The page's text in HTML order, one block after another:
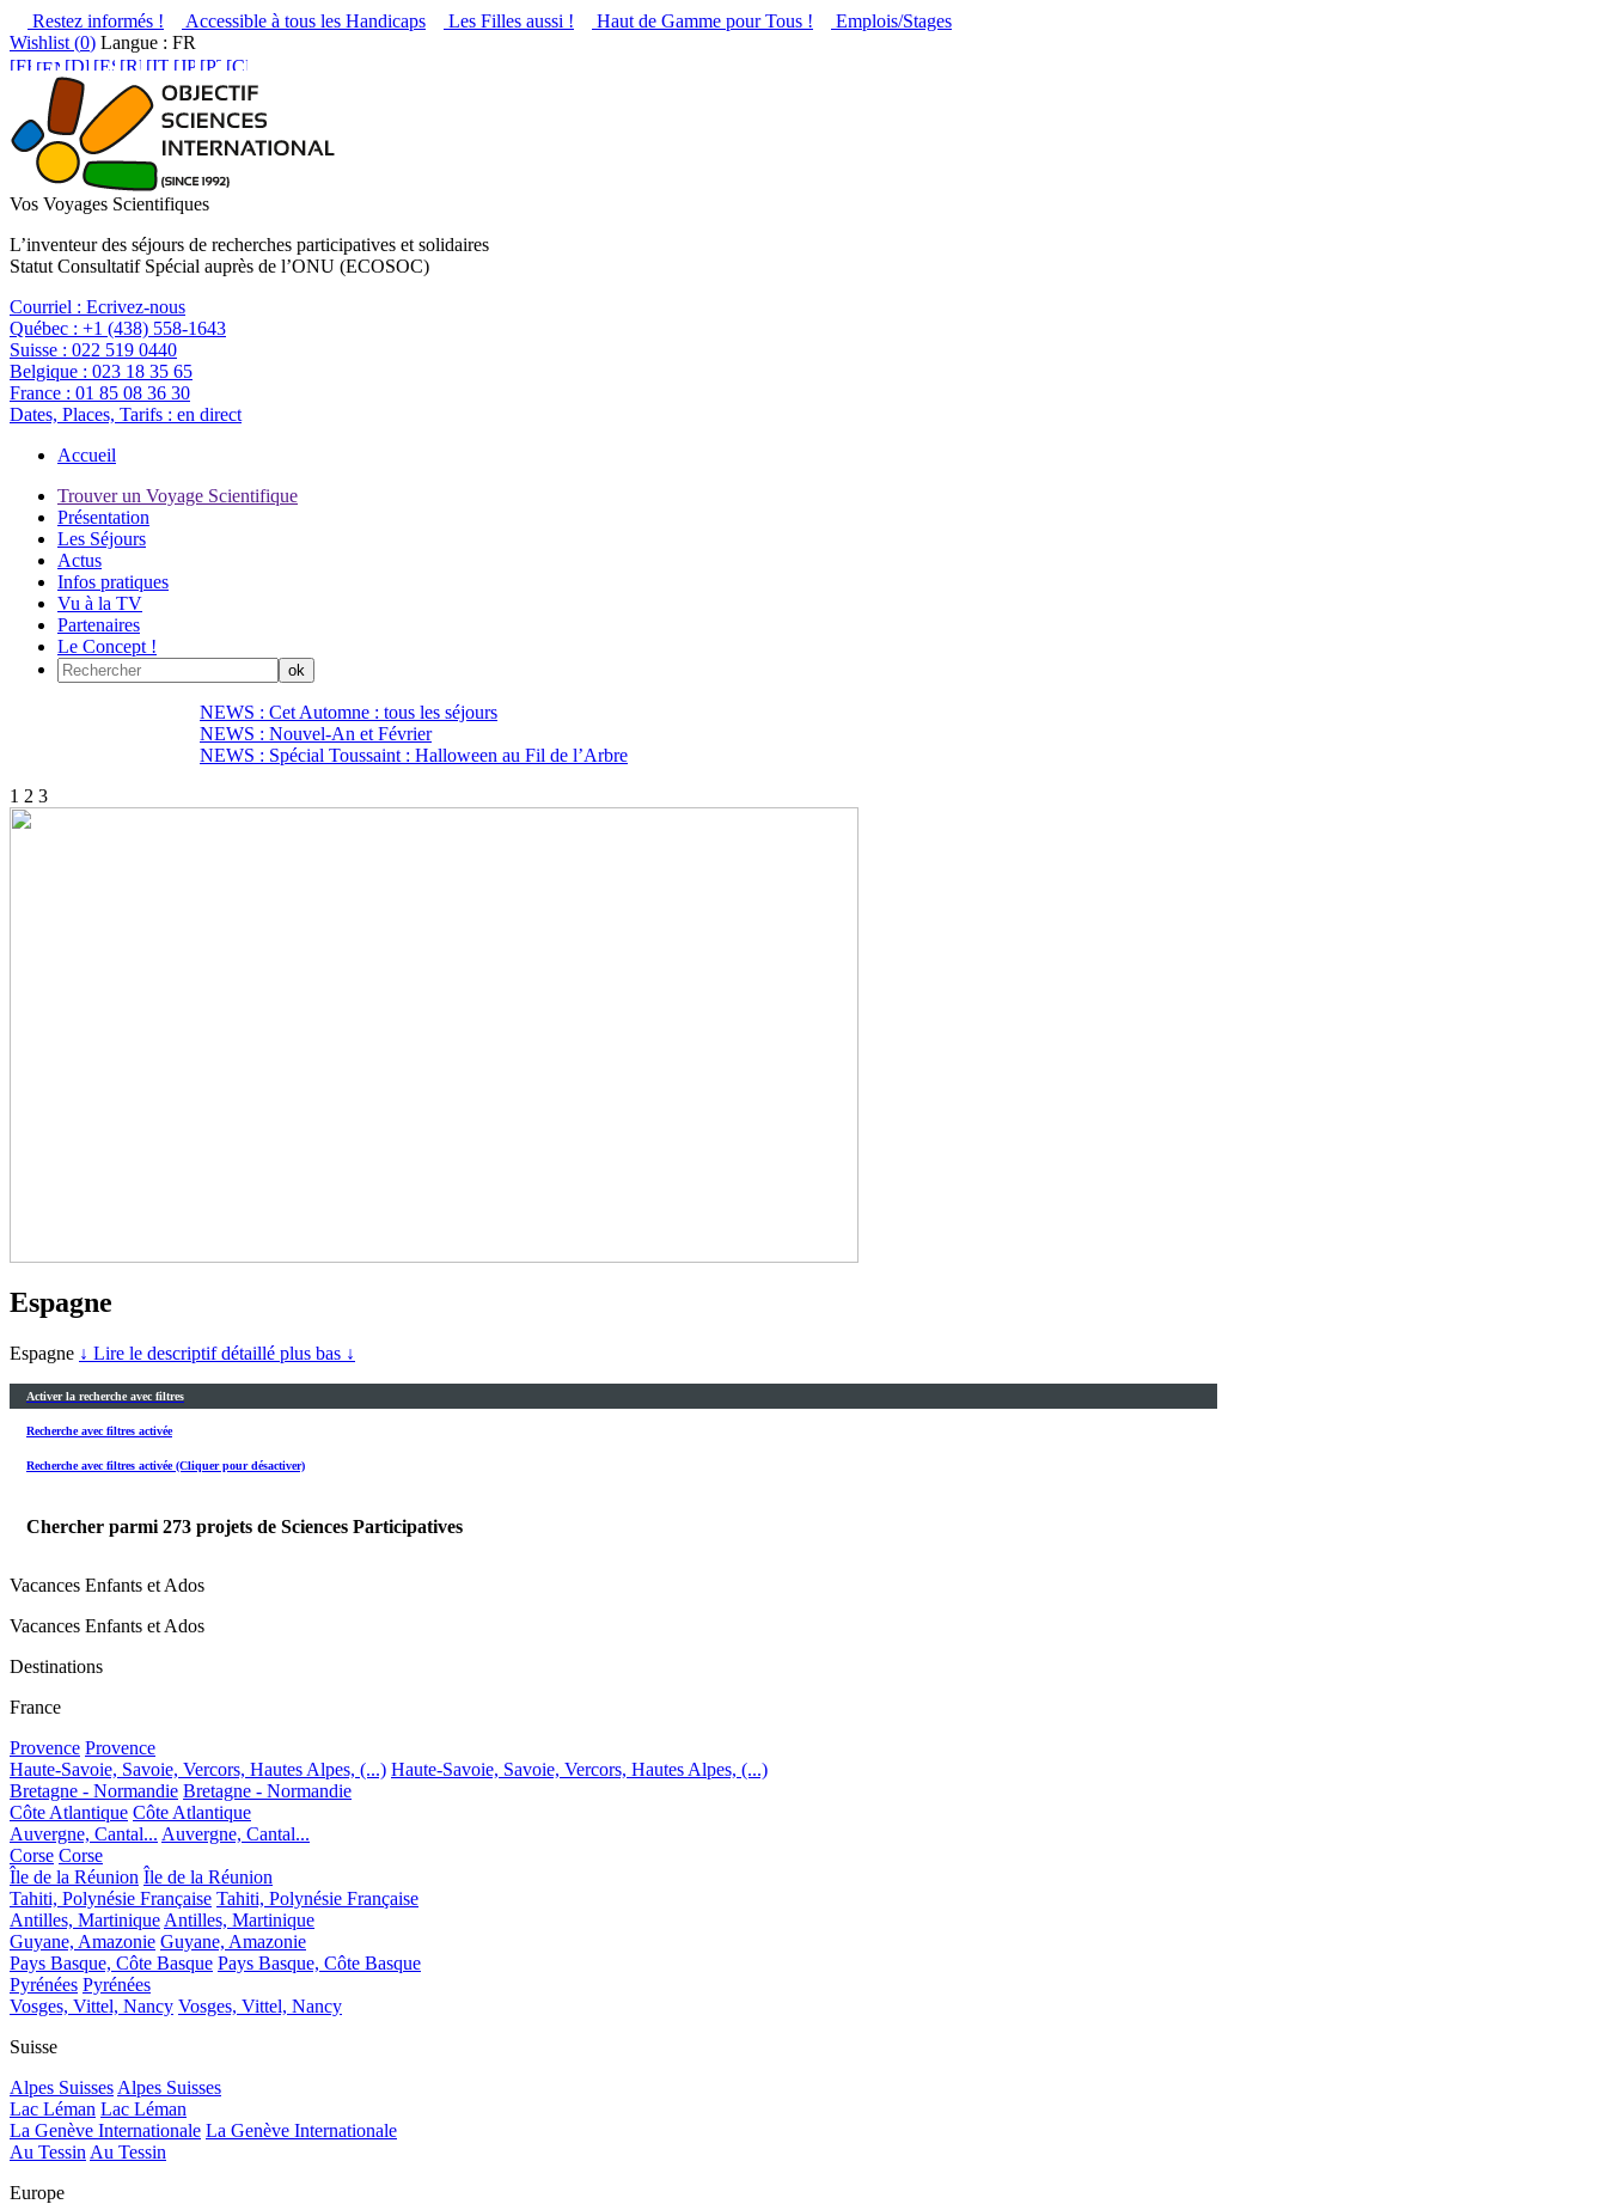
Restez informés ! Accessible à tous les Handicaps Les Filles aussi ! Haut de Gamme pour Tous !
Emplois/Stages
Wishlist (0) Langue : FR
Vos Voyages Scientifiques
L’inventeur des séjours de recherches participatives et solidaires
Statut Consultatif Spécial auprès de l’ONU (ECOSOC)
Courriel : Ecrivez-nous
Québec : +1 (438) 558-1643
Suisse : 022 519 0440
Belgique : 023 18 35 65
France : 01 85 08 36 30
Dates, Places, Tarifs : en direct
Accueil
Trouver un Voyage Scientifique
Présentation
Les Séjours
Actus
Infos pratiques
Vu à la TV
Partenaires
Le Concept !
NEWS : Cet Automne : tous les séjours
NEWS : Nouvel-An et Février
NEWS : Spécial Toussaint : Halloween au Fil de l’Arbre
1 2 3
Espagne
Espagne ↓ Lire le descriptif détaillé plus bas ↓
Activer la recherche avec filtres
Recherche avec filtres activée
Recherche avec filtres activée (Cliquer pour désactiver)
Chercher parmi 273 projets de Sciences Participatives
Vacances Enfants et Ados
Vacances Enfants et Ados
Destinations
France
Provence Provence
Haute-Savoie, Savoie, Vercors, Hautes Alpes, (...) Haute-Savoie, Savoie, Vercors, Hautes Alpes, (...)
Bretagne - Normandie Bretagne - Normandie
Côte Atlantique Côte Atlantique
Auvergne, Cantal... Auvergne, Cantal...
Corse Corse
Île de la Réunion Île de la Réunion
Tahiti, Polynésie Française Tahiti, Polynésie Française
Antilles, Martinique Antilles, Martinique
Guyane, Amazonie Guyane, Amazonie
Pays Basque, Côte Basque Pays Basque, Côte Basque
Pyrénées Pyrénées
Vosges, Vittel, Nancy Vosges, Vittel, Nancy
Suisse
Alpes Suisses Alpes Suisses
Lac Léman Lac Léman
La Genève Internationale La Genève Internationale
Au Tessin Au Tessin
Europe